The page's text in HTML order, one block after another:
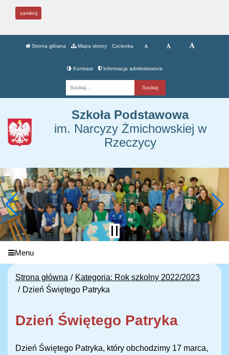
zamknij
Strona główna Mapa strony Czcionka
Kontrast Informacja administratora
Szkoła Podstawowa
im. Narcyzy Żmichowskiej w
Rzeczycy
Menu
Strona główna
Kategoria: Rok szkolny 2022/2023
Dzień Świętego Patryka
Dzień Świętego Patryka
Dzień Świętego Patryka, który obchodzimy 17 marca,